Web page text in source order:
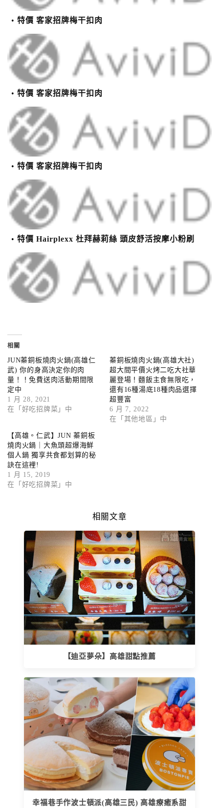
特價 客家招牌梅干扣肉
特價 客家招牌梅干扣肉
特價 客家招牌梅干扣肉
特價 Hairplexx 杜拜赫莉絲 頭皮舒活按摩小粉刷
相關
JUN蓁銅板燒肉火鍋(高雄仁
武) 你的身高決定你的肉
量！！免費送肉活動期間限
定中
1 月 28, 2021
在「好吃招牌菜」中
蓁銅板燒肉火鍋(高雄大社)
超大間平價火烤二吃大社華
麗登場！麵飯主食無限吃，
還有16種湯底18種肉品選擇
超豐富
6 月 7, 2022
在「其他地區」中
【高雄。仁武】JUN 蓁銅板
燒肉火鍋｜大魚頭超爆海鮮
個人鍋 獨享共食都划算的秘
訣在這裡!
1 月 15, 2019
在「好吃招牌菜」中
相關文章
【迪亞夢朵】高雄甜點推薦
幸福巷手作波士頓派(高雄三民) 高雄療癒系甜